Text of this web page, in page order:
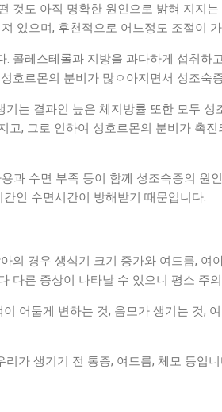
것도 아직 명확한 원인으로 밝혀 지지
있으며, 후천적으로 어느정도 조절이
콜레스테롤과 지방을 과다하게 섭취하
호르몬의 분비가 많ㅇ아지면서 성조숙
는 결과인 높은 체지방률 또한 모두 성
고, 그로 인하여 성호르몬의 분비가 촉
과 수면 부족 등이 함께 성조숙증의 원
인 수면시간이 방해받기 때문입니다.
의 경우 생식기 크기 증가와 여드름, 여
다른 증상이 나타날 수 있으니 평소 주
어둡게 변하는 것, 음모가 생기는 것,
가 생기기 전 통증, 여드름, 체모 등입